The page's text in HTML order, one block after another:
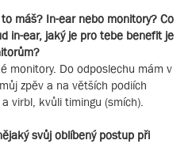
máš? In-ear nebo monitory? Co
in-ear, jaký je pro tebe benefit je
monitory. Do odposlechu mám v
zpěv a na větších podiích
virbl, kvůli timingu (smích).
svůj oblíbený postup při